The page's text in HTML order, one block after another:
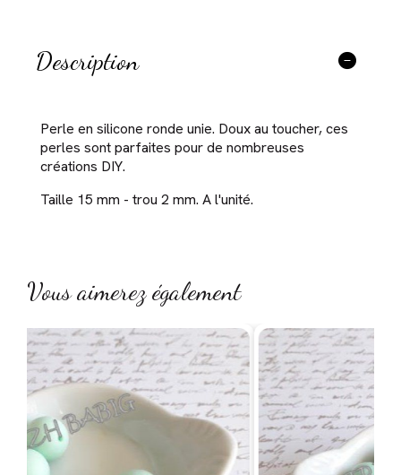
Description
Perle en silicone ronde unie. Doux au toucher, ces
perles sont parfaites pour de nombreuses
créations DIY.
Taille 15 mm - trou 2 mm. A l'unité.
Vous aimerez également